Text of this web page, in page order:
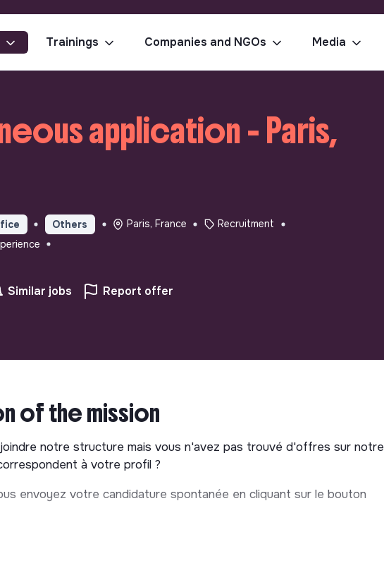
Trainings Companies and NGOs Media
application - Paris,
Others Paris, France
Recruitment
Similar jobs Report offer
of the mission
notre structure mais vous n'avez pas trouvé d'offres sur notre
à votre profil ?
envoyez votre candidature spontanée en cliquant sur le bouton